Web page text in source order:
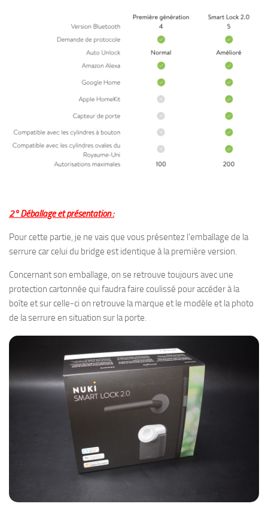
2° Déballage et présentation :
Pour cette partie, je ne vais que vous présentez l’emballage de la
serrure car celui du bridge est identique à la première version.
Concernant son emballage, on se retrouve toujours avec une
protection cartonnée qui faudra faire coulissé pour accéder à la
boîte et sur celle-ci on retrouve la marque et le modèle et la photo
de la serrure en situation sur la porte.